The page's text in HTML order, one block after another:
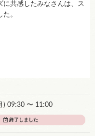
に共感したみなさんは、ス
。
) 09:30 〜 11:00
終了しました